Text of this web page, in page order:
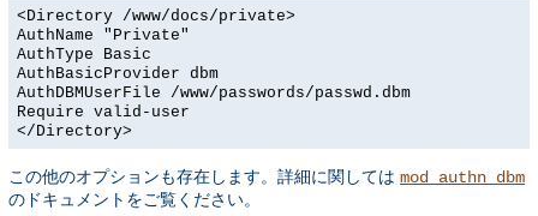
<Directory /www/docs/private>
AuthName "Private"
AuthType Basic
AuthBasicProvider dbm
AuthDBMUserFile /www/passwords/passwd.dbm
Require valid-user
</Directory>
この他のオプションも存在します。詳細に関しては mod_authn_dbm
のドキュメントをご覧ください。